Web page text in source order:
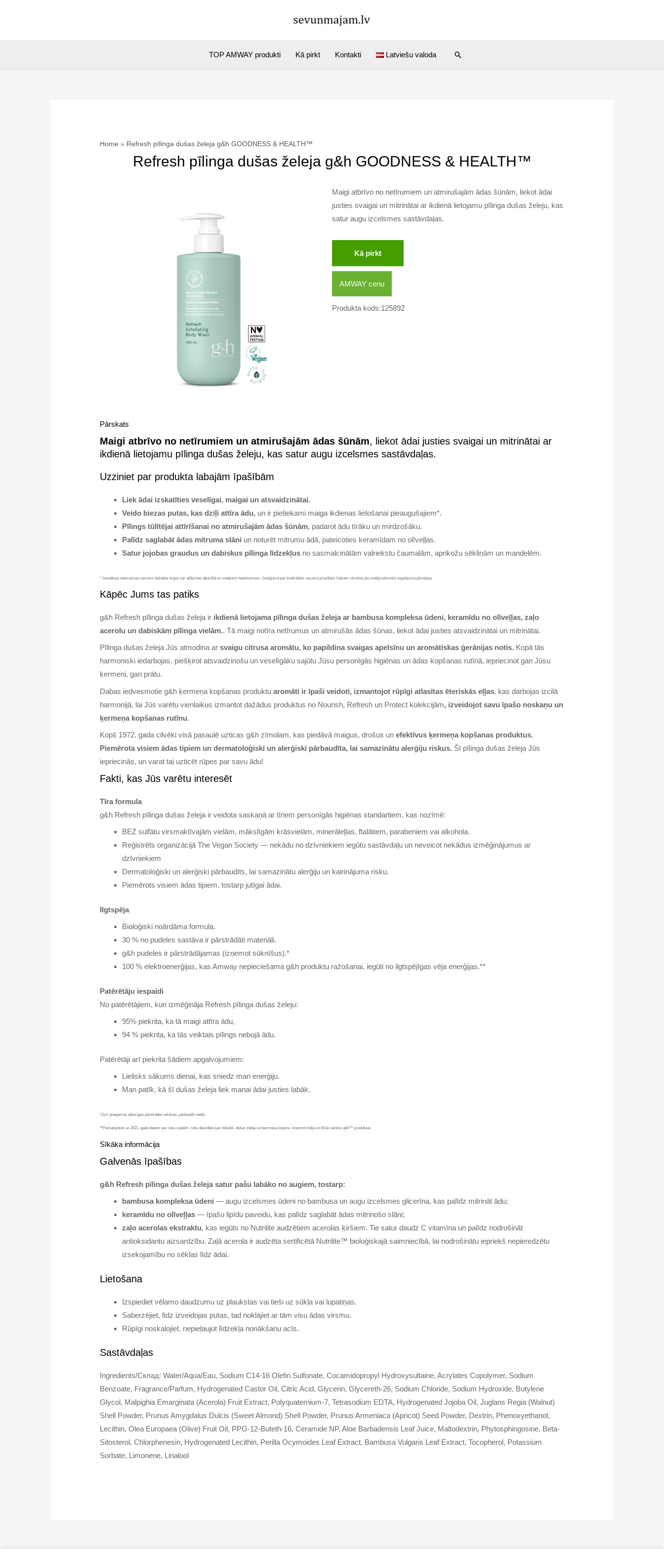
TOP AMWAY produkti Kā pirkt Kontakti Latviešu valoda Search
Home Refresh pīlinga dušas želeja g&h GOODNESS & HEALTH™
Refresh pīlinga dušas želeja g&h GOODNESS & HEALTH™
Maigi atbrīvo no netīrumiem un atmirušajām ādas šūnām, liekot ādai
justies svaigai un mitrinātai ar ikdienā lietojamu pīlinga dušas želeju, kas
satur augu izcelsmes sastāvdaļas.
Kā pirkt
AMWAY cenu
Produkta kods:125892
Pārskats
Maigi atbrīvo no netīrumiem un atmirušajām ādas šūnām, liekot ādai justies svaigai un mitrinātai ar
ikdienā lietojamu pīlinga dušas želeju, kas satur augu izcelsmes sastāvdaļas.
Uzziniet par produkta labajām īpašībām
Liek ādai izskatīties veselīgai, maigai un atsvaidzinātai.
Veido biezas putas, kas dziļi attīra ādu, un ir pietiekami maiga ikdienas lietošanai pieaugušajiem*.
Pīlings tūlītējai attīrīšanai no atmirušajām ādas šūnām, padarot ādu tīrāku un mirdzošāku.
Palīdz saglabāt ādas mitruma slāni un noturēt mitrumu ādā, pateicoties keramīdam no olīveļļas.
Satur jojobas graudus un dabiskus pīlinga līdzekļus no sasmalcinātām valriekstu čaumalām, aprikožu sēkliņām un mandelēm.
* Jaunākais ieteicamais vecums dažādos tirgos var atšķirties atkarībā no vietējiem noteikumiem. Jautājumā par konkrētām vecuma prasībām lūdzam vērsties pie vietējā tehniskā regulējuma pārstāvja.
Kāpēc Jums tas patiks
g&h Refresh pīlinga dušas želeja ir ikdienā lietojama pīlinga dušas želeja ar bambusa kompleksa ūdeni, keramīdu no olīveļļas, zaļo
acerolu un dabiskām pīlinga vielām.. Tā maigi notīra netīrumus un atmirušās ādas šūnas, liekot ādai justies atsvaidzinātai un mitrinātai.
Pīlinga dušas želeja Jūs atmodina arsvaigu citrusa aromātu, ko papildina svaigas apelsīnu un aromātiskas ģerānijas notis. Kopā tās
harmoniski iedarbojas, piešķirot atsvaidzinošu un veselīgāku sajūtu Jūsu personīgās higiēnas un ādas kopšanas rutīnā, iepriecinot gan Jūsu
ķermeni, gan prātu.
Dabas iedvesmotie g&h ķermeņa kopšanas produktuaromāti ir īpaši veidoti, izmantojot rūpīgi atlasītas ēteriskās eļļas, kas darbojas izcilā
harmonijā, lai Jūs varētu vienlaikus izmantot dažādus produktus no Nourish, Refresh un Protect kolekcijām, izveidojot savu īpašo noskaņu un
ķermeņa kopšanas rutīnu.
Kopš 1972. gada cilvēki visā pasaulē uzticas g&h zīmolam, kas piedāvā maigus, drošus unefektīvus ķermeņa kopšanas produktus.
Piemērota visiem ādas tipiem un dermatoloģiski un alerģiski pārbaudīta, lai samazinātu alerģiju riskus. Šī pīlinga dušas želeja Jūs
iepriecinās, un varat tai uzticēt rūpes par savu ādu!
Fakti, kas Jūs varētu interesēt
Tīra formula
g&h Refresh pīlinga dušas želeja ir veidota saskaņā ar tīriem personīgās higiēnas standartiem, kas nozīmē:
BEZ sulfātu virsmaktīvajām vielām, mākslīgām krāsvielām, minerāleļļas, ftalātiem, parabeniem vai alkohola.
Reģistrēts organizācijā The Vegan Society — nekādu no dzīvniekiem iegūtu sastāvdaļu un neveicot nekādus izmēģinājumus ar
dzīvniekiem
Dermatoloģiski un alerģiski pārbaudīts, lai samazinātu alerģiju un kairinājuma risku.
Piemērots visiem ādas tipiem, tostarp jutīgai ādai.
Ilgtspēja
Bioloģiski noārdāma formula.
30 % no pudeles sastāva ir pārstrādāti materiāli.
g&h pudeles ir pārstrādājamas (izņemot sūknīšus).*
100 % elektroenerģijas, kas Amway nepieciešama g&h produktu ražošanai, iegūti no ilgtspējīgas vēja enerģijas.**
Patērētāju iespaidi
No patērētājiem, kuri izmēģināja Refresh pīlinga dušas želeju:
95% piekrita, ka tā maigi attīra ādu,
94 % piekrita, ka tās veiktais pīlings nebojā ādu.
Patērētāji arī piekrita šādiem apgalvojumiem:
Lielisks sākums dienai, kas sniedz man enerģiju.
Man patīk, kā šī dušas želeja liek manai ādai justies labāk.
*Ja ir pieejamas attiecīgas pārstrādes iekārtas, pārbaudīt vietēji.
**Pamatojoties uz 2021. gada datiem par roku ziepēm, roku dezinfekcijas līdzekli, dušas želeju un ķermeņa losjonu. Izņemot Indijā un Ķīnā ražotos g&h™ produktus
Sīkāka informācija
Galvenās īpašības
g&h Refresh pīlinga dušas želeja satur pašu labāko no augiem, tostarp:
bambusa kompleksa ūdeni — augu izcelsmes ūdeni no bambusa un augu izcelsmes glicerīna, kas palīdz mitrināt ādu;
keramīdu no olīveļļas — īpašu lipīdu paveidu, kas palīdz saglabāt ādas mitrinošo slāni;
zaļo acerolas ekstraktu, kas iegūts no Nutrilite audzētiem acerolas ķiršiem. Tie satur daudz C vitamīna un palīdz nodrošināt
antioksidantu aizsardzību. Zaļā acerola ir audzēta sertificētā Nutrilite™ bioloģiskajā saimniecībā, lai nodrošinātu iepriekš nepieredzētu
izsekojamību no sēklas līdz ādai.
Lietošana
Izspiediet vēlamo daudzumu uz plaukstas vai tieši uz sūkļa vai lupatiņas.
Saberzējiet, līdz izveidojas putas, tad noklājiet ar tām visu ādas virsmu.
Rūpīgi noskalojiet, nepieļaujot līdzekļa nonākšanu acīs.
Sastāvdaļas
Ingredients/Склад: Water/Aqua/Eau, Sodium C14-16 Olefin Sulfonate, Cocamidopropyl Hydroxysultaine, Acrylates Copolymer, Sodium
Benzoate, Fragrance/Parfum, Hydrogenated Castor Oil, Citric Acid, Glycerin, Glycereth-26, Sodium Chloride, Sodium Hydroxide, Butylene
Glycol, Malpighia Emarginata (Acerola) Fruit Extract, Polyquaternium-7, Tetrasodium EDTA, Hydrogenated Jojoba Oil, Juglans Regia (Walnut)
Shell Powder, Prunus Amygdalus Dulcis (Sweet Almond) Shell Powder, Prunus Armeniaca (Apricot) Seed Powder, Dextrin, Phenoxyethanol,
Lecithin, Olea Europaea (Olive) Fruit Oil, PPG-12-Buteth-16, Ceramide NP, Aloe Barbadensis Leaf Juice, Maltodextrin, Phytosphingosine, Beta-
Sitosterol, Chlorphenesin, Hydrogenated Lecithin, Perilla Ocymoides Leaf Extract, Bambusa Vulgaris Leaf Extract, Tocopherol, Potassium
Sorbate, Limonene, Linalool